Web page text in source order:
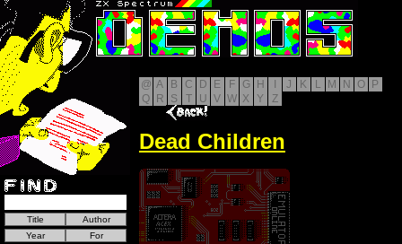
@ A B C D E F G H J K L M N O
P
Q
R S T U V W X Y Z
Dead Children